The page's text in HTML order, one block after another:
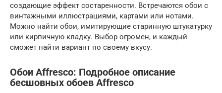
создающие эффект состаренности. Встречаются обои с
винтажными иллюстрациями, картами или нотами.
Можно найти обои, имитирующие старинную штукатурку
или кирпичную кладку. Выбор огромен, и каждый
сможет найти вариант по своему вкусу.
Обои Affresco: Подробное описание
бесшовных обоев Affresco